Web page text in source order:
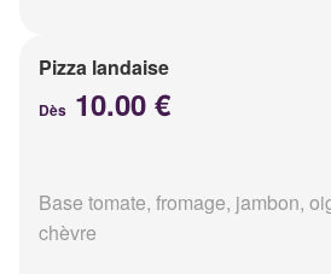
Pizza landaise
Dès 10.00 €
Base tomate, fromage, jambon,
chèvre